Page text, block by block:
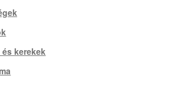
kerekek